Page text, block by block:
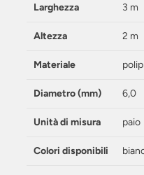
Larghezza 3 m
Altezza 2 m
Materiale
Diametro (mm) 6,0
Unità di misura paio
Colori disponibili